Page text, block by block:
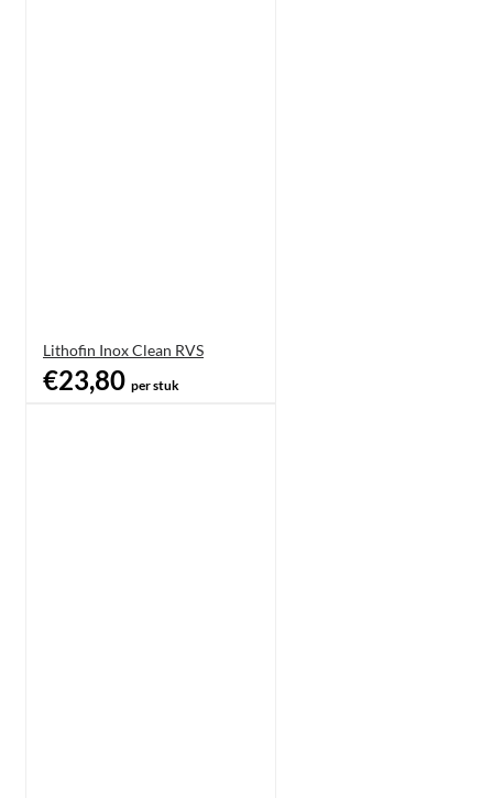
Lithofin Inox Clean RVS
€23,80 per stuk